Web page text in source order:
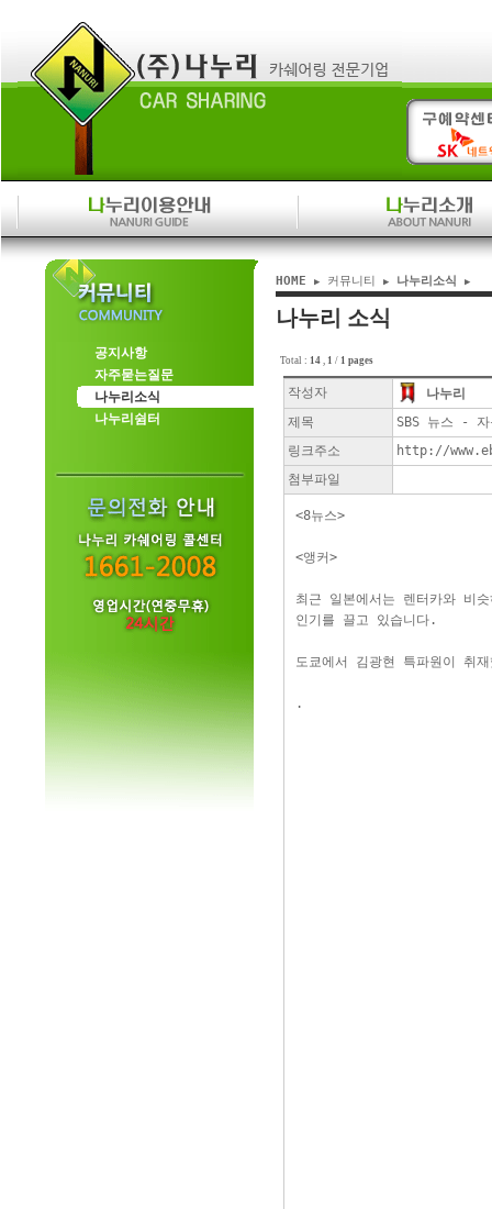
공지사항
자주묻는질문
나누리소식
나누리쉼터
HOME ▶ 커뮤니티 ▶ 나누리소식 ▶
나누리 소식
Total : 14 , 1 / 1 pages
작성자
나누리
제목
SBS 뉴스 - 자
링크주소
http://
첨부파일
<8뉴스>
<앵커>
최근 일본에서는 렌터카와 비
인기를 끌고 있습니다.
도쿄에서 김광현 특파원이 취
.